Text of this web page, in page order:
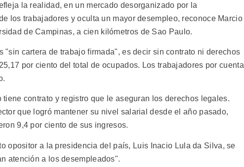
la realidad, en un mercado desorganizado por la
los trabajadores y oculta un mayor desempleo, reconoce Marcio
de Campinas, a cien kilómetros de Sao Paulo.
"sin cartera de trabajo firmada", es decir sin contrato ni derechos
por ciento del total de ocupados. Los trabajadores por cuenta
contrato y registro que le aseguran los derechos legales.
que logró mantener su nivel salarial desde el año pasado,
9,4 por ciento de sus ingresos.
opositor a la presidencia del país, Luis Inacio Lula da Silva, se
atención a los desempleados".